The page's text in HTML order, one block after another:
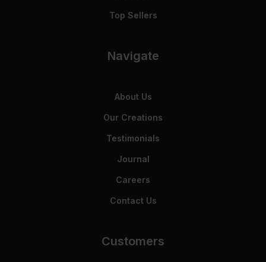
Top Sellers
Navigate
About Us
Our Creations
Testimonials
Journal
Careers
Contact Us
Customers